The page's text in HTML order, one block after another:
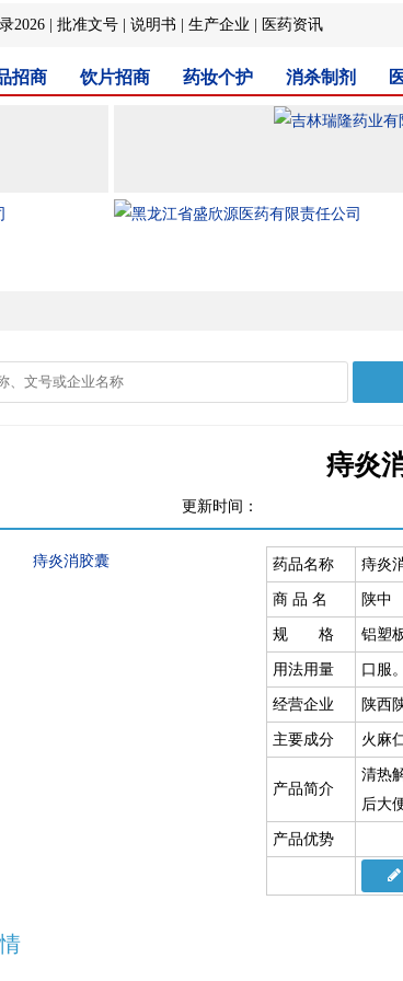
2026 批准文号 说明书 生产企业 医药资讯
招商 饮片招商 药妆个护 消杀制剂
痔炎
更新时间：
药品名称 痔炎
商 品 名 陕中
规 格 铝塑
用法用量 口服
经营企业 陕西
主要成分 火麻
产品简介
清热
后大
产品优势